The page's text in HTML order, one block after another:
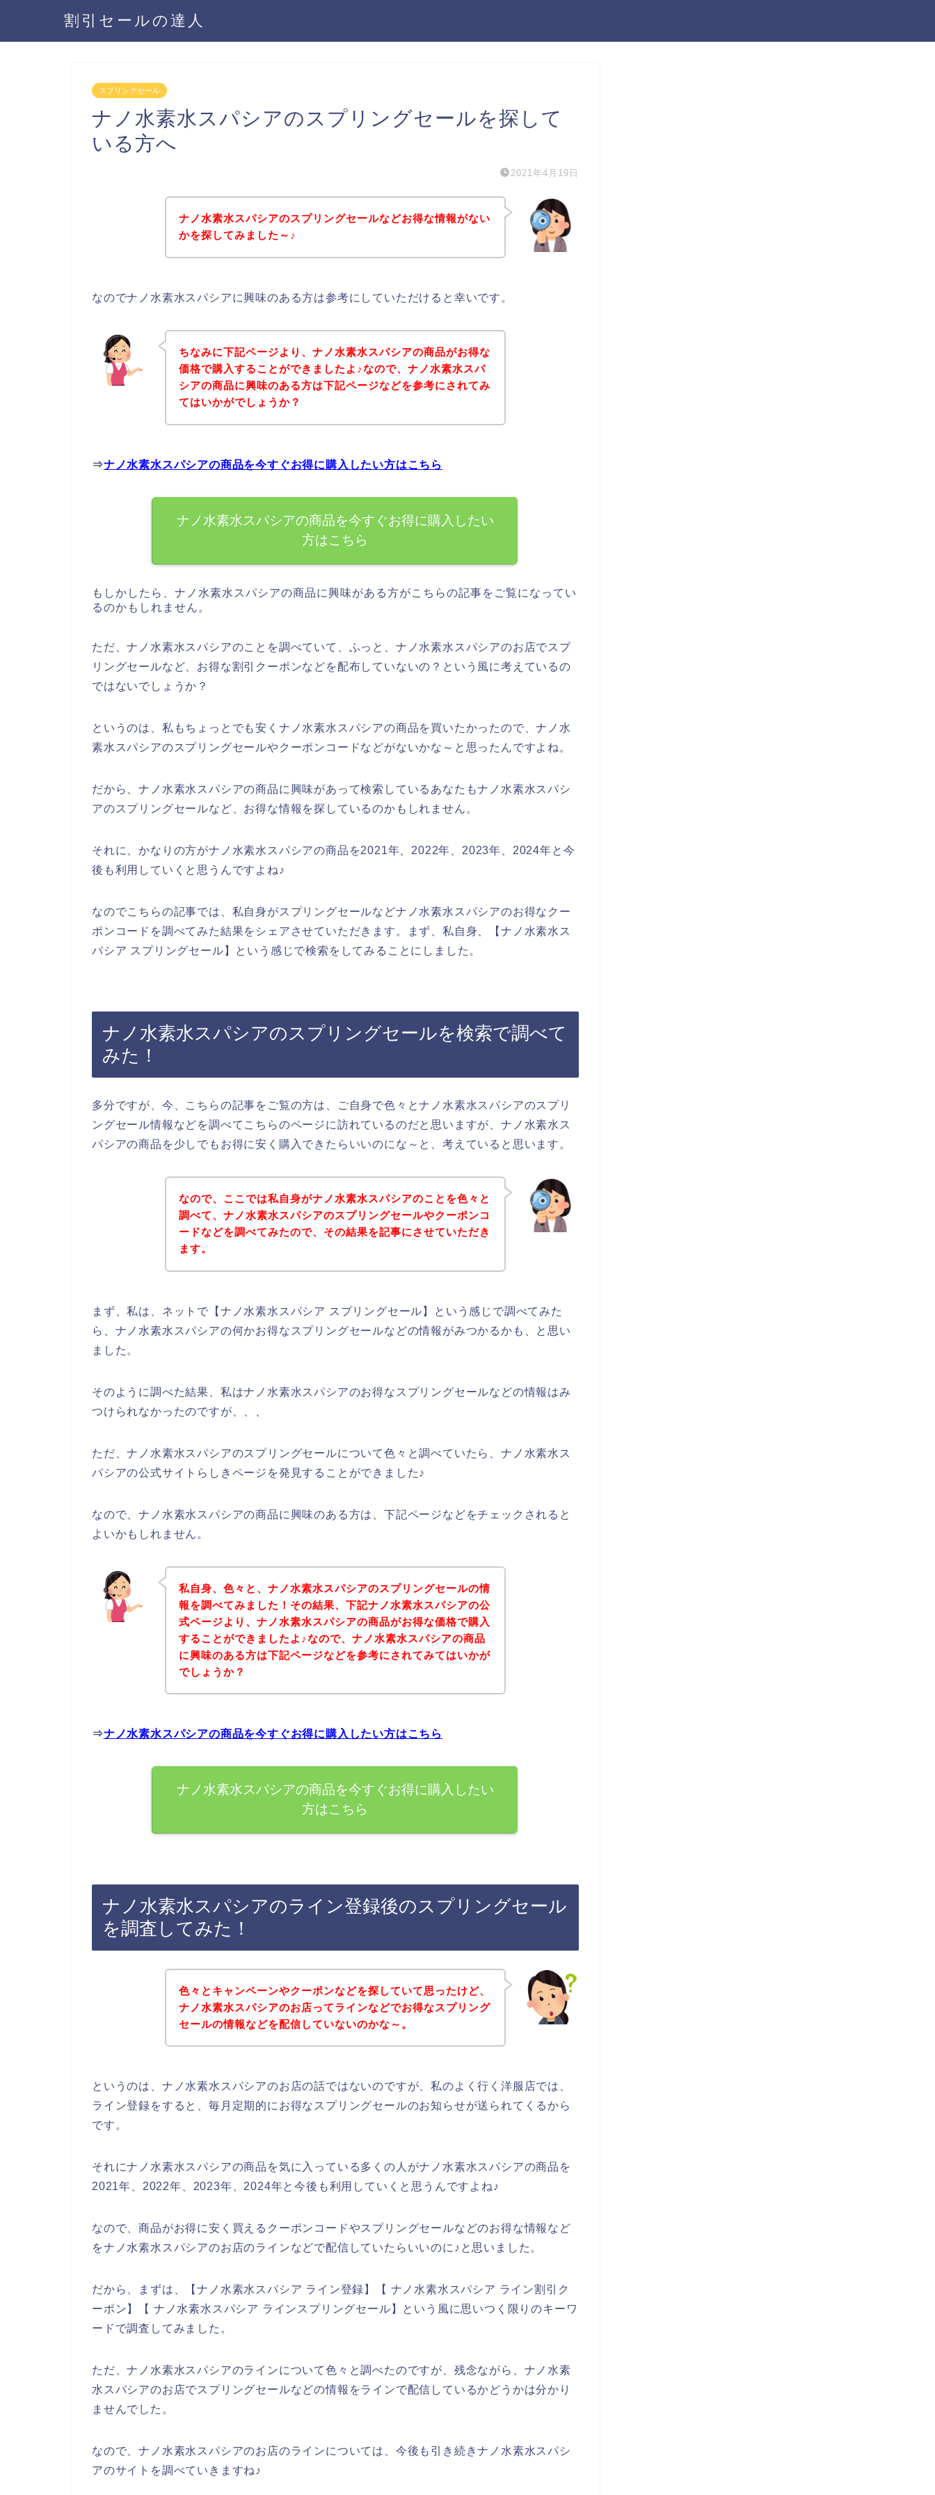
割引セールの達人
スプリングセール
ナノ水素水スパシアのスプリングセールを探して
いる方へ
2021年4月19日
ナノ水素水スパシアのスプリングセールなどお得な情報がない
かを探してみました～♪
なのでナノ水素水スパシアに興味のある方は参考にしていただけると幸いです。
ちなみに下記ページより、ナノ水素水スパシアの商品がお得な
価格で購入することができましたよ♪なので、ナノ水素水スパ
シアの商品に興味のある方は下記ページなどを参考にされてみ
てはいかがでしょうか？
⇒ナノ水素水スパシアの商品を今すぐお得に購入したい方はこちら
ナノ水素水スパシアの商品を今すぐお得に購入したい
方はこちら
もしかしたら、ナノ水素水スパシアの商品に興味がある方がこちらの記事をご覧になってい
るのかもしれません。
ただ、ナノ水素水スパシアのことを調べていて、ふっと、ナノ水素水スパシアのお店でスプ
リングセールなど、お得な割引クーポンなどを配布していないの？という風に考えているの
ではないでしょうか？
というのは、私もちょっとでも安くナノ水素水スパシアの商品を買いたかったので、ナノ水
素水スパシアのスプリングセールやクーポンコードなどがないかな～と思ったんですよね。
だから、ナノ水素水スパシアの商品に興味があって検索しているあなたもナノ水素水スパシ
アのスプリングセールなど、お得な情報を探しているのかもしれません。
それに、かなりの方がナノ水素水スパシアの商品を2021年、2022年、2023年、2024年と今
後も利用していくと思うんですよね♪
なのでこちらの記事では、私自身がスプリングセールなどナノ水素水スパシアのお得なクー
ポンコードを調べてみた結果をシェアさせていただきます。まず、私自身、【ナノ水素水ス
パシア スプリングセール】という感じで検索をしてみることにしました。
ナノ水素水スパシアのスプリングセールを検索で調べて
みた！
多分ですが、今、こちらの記事をご覧の方は、ご自身で色々とナノ水素水スパシアのスプリ
ングセール情報などを調べてこちらのページに訪れているのだと思いますが、ナノ水素水ス
パシアの商品を少しでもお得に安く購入できたらいいのにな～と、考えていると思います。
なので、ここでは私自身がナノ水素水スパシアのことを色々と
調べて、ナノ水素水スパシアのスプリングセールやクーポンコ
ードなどを調べてみたので、その結果を記事にさせていただき
ます。
まず、私は、ネットで【ナノ水素水スパシア スプリングセール】という感じで調べてみた
ら、ナノ水素水スパシアの何かお得なスプリングセールなどの情報がみつかるかも、と思い
ました。
そのように調べた結果、私はナノ水素水スパシアのお得なスプリングセールなどの情報はみ
つけられなかったのですが、、、
ただ、ナノ水素水スパシアのスプリングセールについて色々と調べていたら、ナノ水素水ス
パシアの公式サイトらしきページを発見することができました♪
なので、ナノ水素水スパシアの商品に興味のある方は、下記ページなどをチェックされると
よいかもしれません。
私自身、色々と、ナノ水素水スパシアのスプリングセールの情
報を調べてみました！その結果、下記ナノ水素水スパシアの公
式ページより、ナノ水素水スパシアの商品がお得な価格で購入
することができましたよ♪なので、ナノ水素水スパシアの商品
に興味のある方は下記ページなどを参考にされてみてはいかが
でしょうか？
⇒ナノ水素水スパシアの商品を今すぐお得に購入したい方はこちら
ナノ水素水スパシアの商品を今すぐお得に購入したい
方はこちら
ナノ水素水スパシアのライン登録後のスプリングセール
を調査してみた！
色々とキャンペーンやクーポンなどを探していて思ったけど、
ナノ水素水スパシアのお店ってラインなどでお得なスプリング
セールの情報などを配信していないのかな～。
というのは、ナノ水素水スパシアのお店の話ではないのですが、私のよく行く洋服店では、
ライン登録をすると、毎月定期的にお得なスプリングセールのお知らせが送られてくるから
です。
それにナノ水素水スパシアの商品を気に入っている多くの人がナノ水素水スパシアの商品を
2021年、2022年、2023年、2024年と今後も利用していくと思うんですよね♪
なので、商品がお得に安く買えるクーポンコードやスプリングセールなどのお得な情報など
をナノ水素水スパシアのお店のラインなどで配信していたらいいのに♪と思いました。
だから、まずは、【ナノ水素水スパシア ライン登録】【 ナノ水素水スパシア ライン割引ク
ーポン】【 ナノ水素水スパシア ラインスプリングセール】という風に思いつく限りのキーワ
ードで調査してみました。
ただ、ナノ水素水スパシアのラインについて色々と調べたのですが、残念ながら、ナノ水素
水スパシアのお店でスプリングセールなどの情報をラインで配信しているかどうかは分かり
ませんでした。
なので、ナノ水素水スパシアのお店のラインについては、今後も引き続きナノ水素水スパシ
アのサイトを調べていきますね♪